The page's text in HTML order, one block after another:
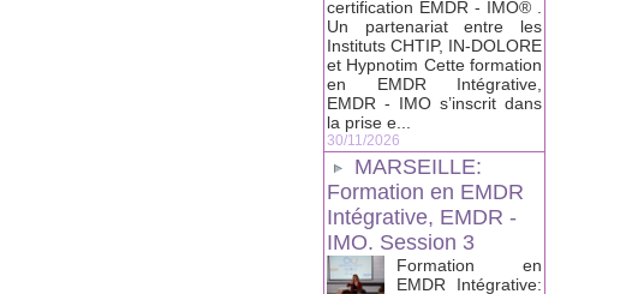
certification EMDR - IMO® .
Un partenariat entre les
Instituts CHTIP, IN-DOLORE
et Hypnotim Cette formation
en EMDR Intégrative,
EMDR - IMO s’inscrit dans
la prise e...
30/11/2026
MARSEILLE:
Formation en EMDR
Intégrative, EMDR -
IMO. Session 3
Formation en
EMDR Intégrative: